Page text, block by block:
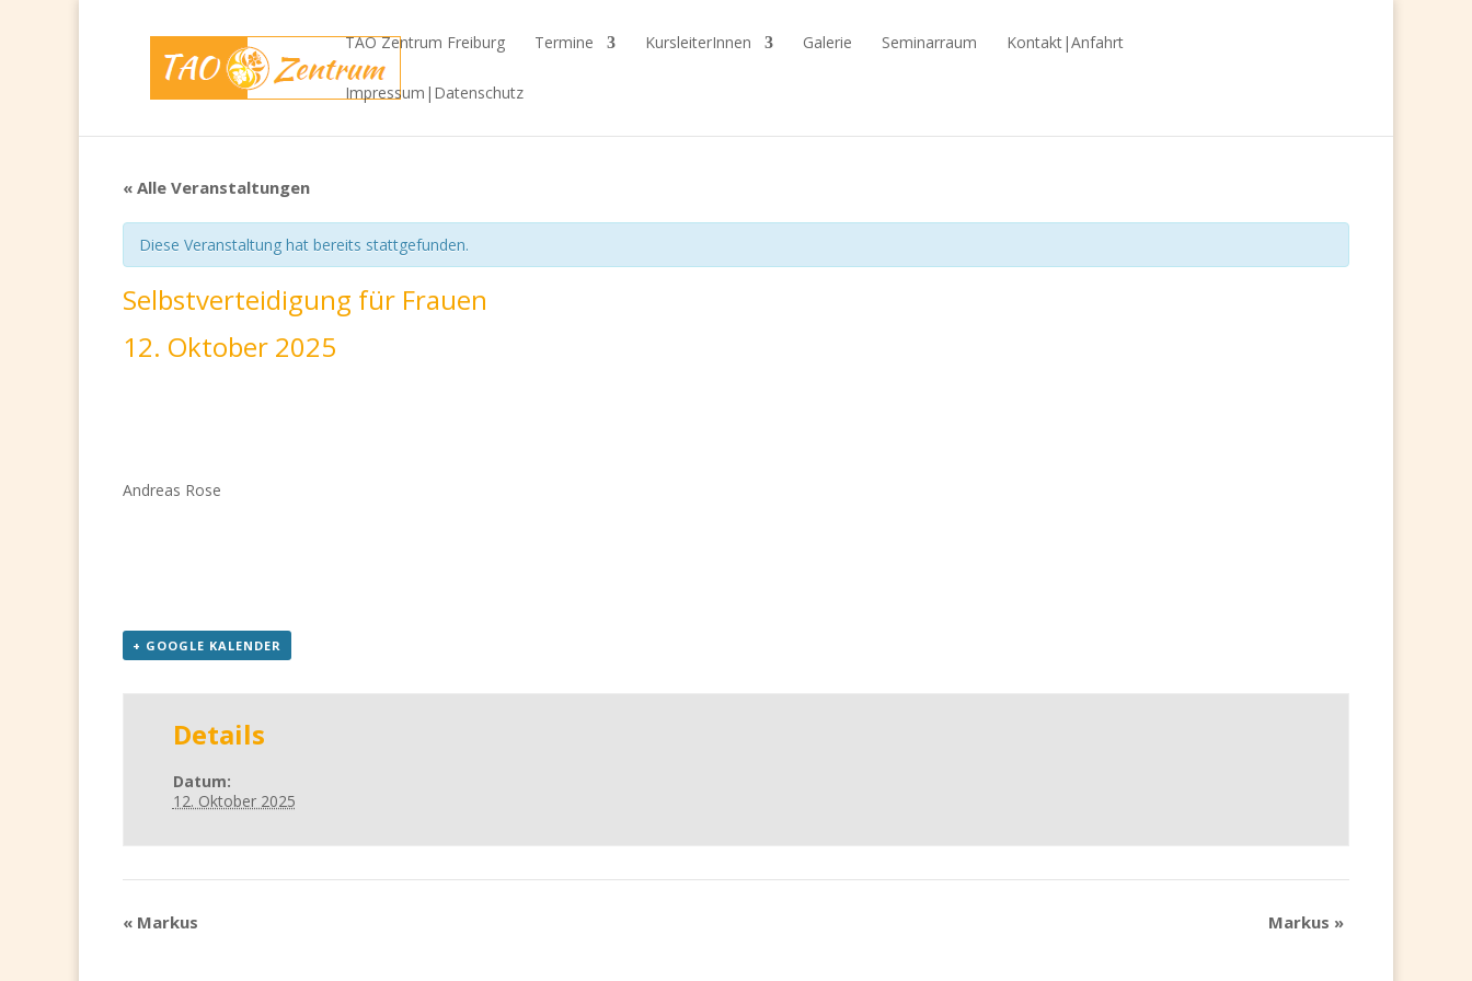
TAO Zentrum Freiburg Termine KursleiterInnen Galerie Seminarraum Kontakt|Anfahrt
Impressum|Datenschutz
« Alle Veranstaltungen
Diese Veranstaltung hat bereits stattgefunden.
Selbstverteidigung für Frauen
12. Oktober 2025
Andreas Rose
+ GOOGLE KALENDER
Details
Datum:
12. Oktober 2025
« Markus Markus »